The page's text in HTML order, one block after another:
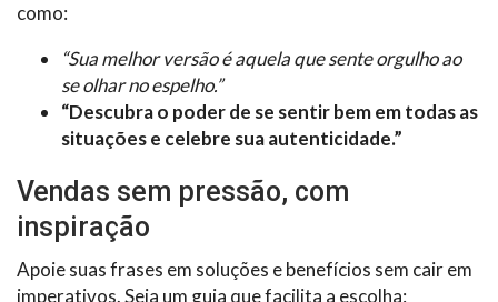
como:
“Sua melhor versão é aquela que sente orgulho ao
se olhar no espelho.”
“Descubra o poder de se sentir bem em todas as
situações e celebre sua autenticidade.”
Vendas sem pressão, com
inspiração
Apoie suas frases em soluções e benefícios sem cair em
imperativos. Seja um guia que facilita a escolha: